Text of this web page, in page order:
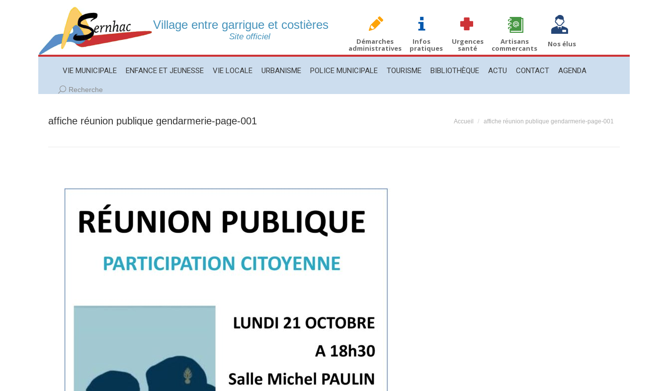
Village entre garrigue et costières
Site officiel Démarches
administratives
Infos
pratiques
Urgences
santé
Artisans
commercants Nos élus
VIE MUNICIPALE ENFANCE ET JEUNESSE VIE LOCALE URBANISME POLICE MUNICIPALE TOURISME BIBLIOTHÈQUE ACTU CONTACT AGENDA
Recherche
Recherche
affiche réunion publique gendarmerie-page-001 Vous êtes ici :
Accueil affiche réunion publique gendarmerie-page-001
VIE MUNICIPALE ENFANCE ET JEUNESSE VIE LOCALE URBANISME POLICE MUNICIPALE TOURISME BIBLIOTHÈQUE CONTACT AGENDA